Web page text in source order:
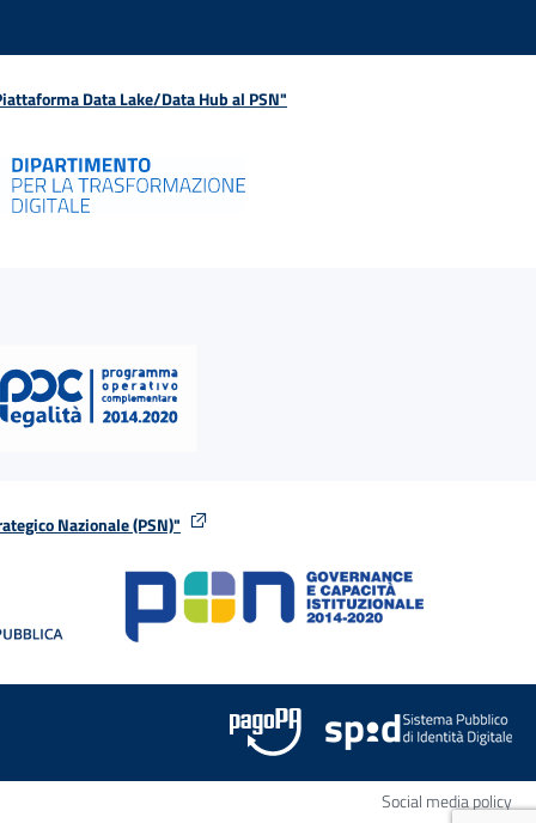
Data Lake/Data Hub al PSN"
Nazionale (PSN)"
stessa finestra
Social media policy